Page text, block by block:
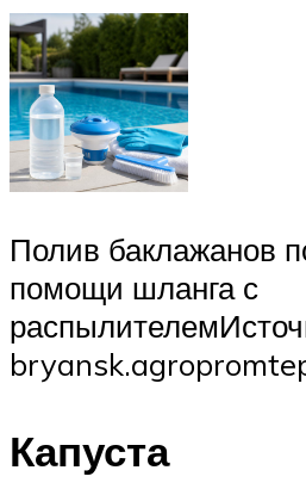
Полив баклажанов
помощи шланга с
Капуста